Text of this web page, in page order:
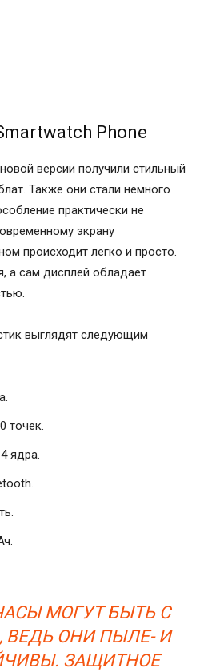
Phone
версии получили стильный
Также они стали немного
практически не
экрану
происходит легко и просто.
а сам дисплей обладает
выглядят следующим
точек.
ядра.
МОГУТ БЫТЬ С
ВЕДЬ ОНИ ПЫЛЕ- И
ЗАЩИТНОЕ